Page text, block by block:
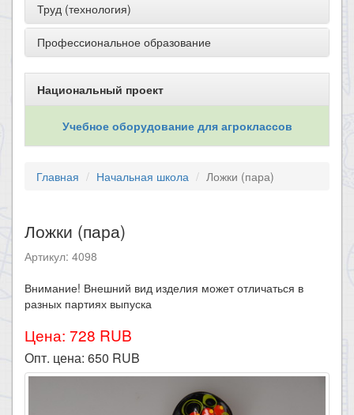
Труд (технология)
Профессиональное образование
Национальный проект
Учебное оборудование для агроклассов
Главная Начальная школа Ложки (пара)
Ложки (пара)
Артикул: 4098
Внимание! Внешний вид изделия может отличаться в
разных партиях выпуска
Цена: 728 RUB
Опт. цена: 650 RUB